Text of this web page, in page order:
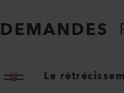
DEMANDES
Le